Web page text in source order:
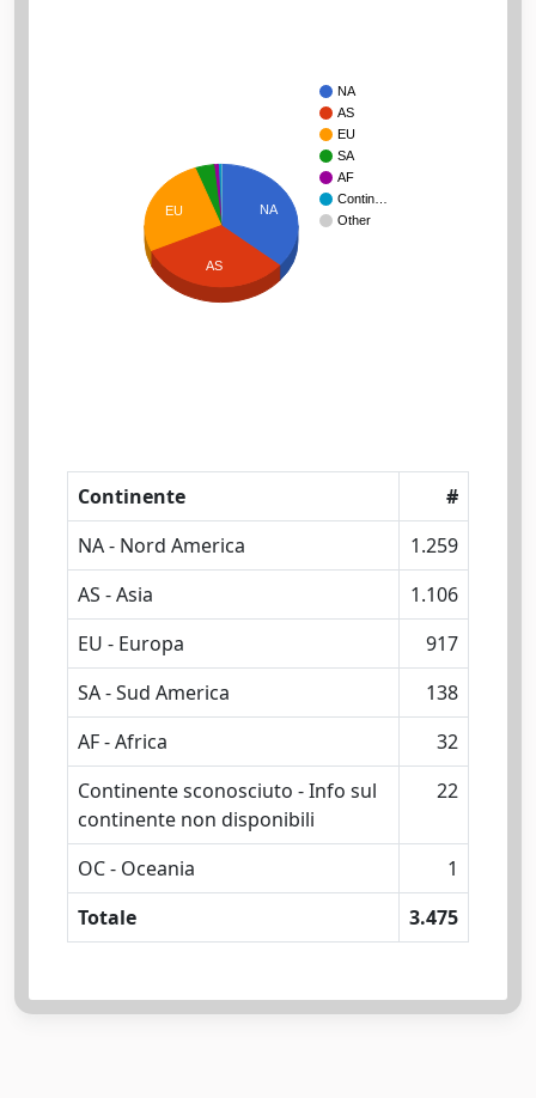
NA
AS
EU
SA
AF
Contin…
Other
NA
EU
AS
Continente
#
NA - Nord America
1.259
AS - Asia
1.106
EU - Europa
917
SA - Sud America
138
AF - Africa
32
Continente sconosciuto - Info sul
continente non disponibili
22
OC - Oceania
1
Totale
3.475